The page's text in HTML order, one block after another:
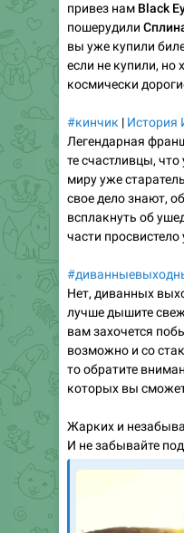
привез нам Black
пошерудили
вы уже купили
если не купили, но
космически
#кинчик | История
Легендарная
те счастливцы,
миру уже
свое дело знают,
всплакнуть об
части
Нет, диванных
лучше дышите
вам захочется
возможно и со
то обратите
которых вы
Жарких и
И не забывайте